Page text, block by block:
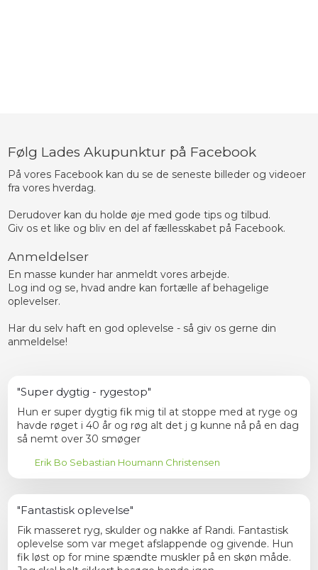
Følg Lades Akupunktur på Facebook
På vores Facebook kan du se de seneste billeder og videoer
fra vores hverdag.
​Derudover kan du holde øje med gode tips og tilbud.
​Giv os et like og bliv en del af fællesskabet på Facebook.
Anmeldelser
En masse kunder har anmeldt vores arbejde.
Log ind og se, hvad andre kan fortælle af behagelige
oplevelser.
Har du selv haft en god oplevelse - så giv os gerne din
anmeldelse!​
"Super dygtig - rygestop"
Hun er super dygtig fik mig til at stoppe med at ryge og
havde røget i 40 år og røg alt det j g kunne nå på en dag
så nemt over 30 smøger
Erik Bo Sebastian Houmann Christensen
"Fantastisk oplevelse"
Fik masseret ryg, skulder og nakke af Randi. Fantastisk
oplevelse som var meget afslappende og givende. Hun
fik løst op for mine spændte muskler på en skøn måde.